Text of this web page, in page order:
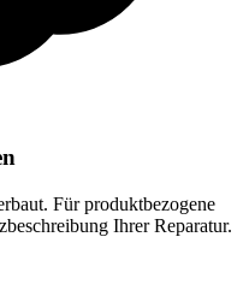
Für produktbezogene
Ihrer Reparatur.